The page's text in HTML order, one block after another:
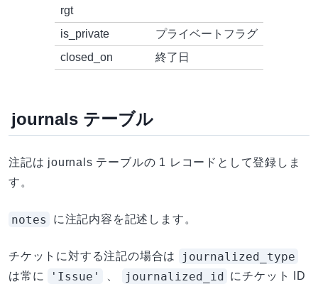
rgt
is_private
プライベートフラグ
closed_on
終了日
journals テーブル
注記は journals テーブルの 1 レコードとして登録しま
す。
notes に注記内容を記述します。
チケットに対する注記の場合は journalized_type
は常に 'Issue' 、 journalized_id にチケット ID